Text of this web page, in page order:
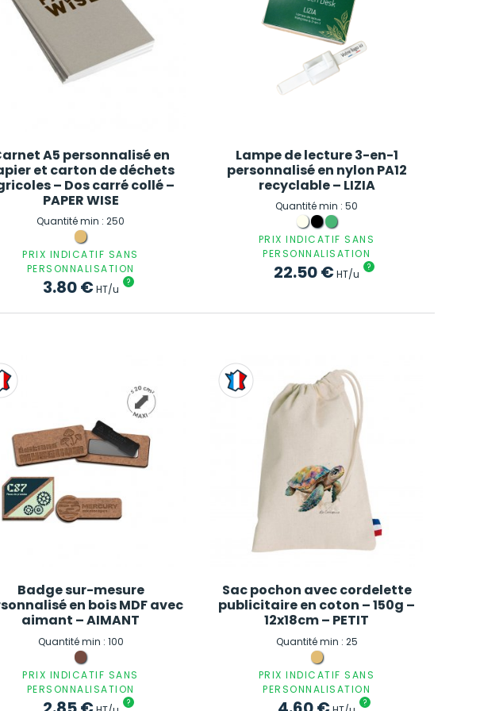
A5 personnalisé en
et carton de déchets
– Dos carré collé –
PAPER WISE
Quantité min : 250
PRIX INDICATIF SANS
PERSONNALISATION
3.80€HT/u
?
Lampe de lecture 3-en-1
personnalisé en nylon PA12
recyclable – LIZIA
Quantité min : 50
PRIX INDICATIF SANS
PERSONNALISATION
22.50€HT/u
?
Badge sur-mesure
en bois MDF avec
aimant – AIMANT
Quantité min : 100
PRIX INDICATIF SANS
PERSONNALISATION
?
Sac pochon avec cordelette
publicitaire en coton – 150g –
12x18cm – PETIT
Quantité min : 25
PRIX INDICATIF SANS
PERSONNALISATION
?